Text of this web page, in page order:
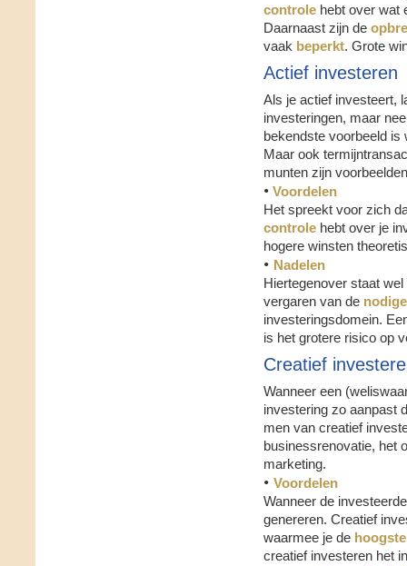
controlehebt over wat
Daarnaast zijn de
vaak beperkt. Grote
Actief investeren
Als je actief investeert,
investeringen, maar
bekendste voorbeeld is
Maar ook
munten zijn
• Voordelen
Het spreekt voor zich
controlehebt over je
hogere winsten
• Nadelen
Hiertegenover staat
vergaren van de
investeringsdomein.
is het grotere risico op
Creatief
Wanneer een
investering zo aanpast
men van creatief
businessrenovatie, het
marketing.
• Voordelen
Wanneer de
genereren. Creatief
waarmee je de
creatief investeren het